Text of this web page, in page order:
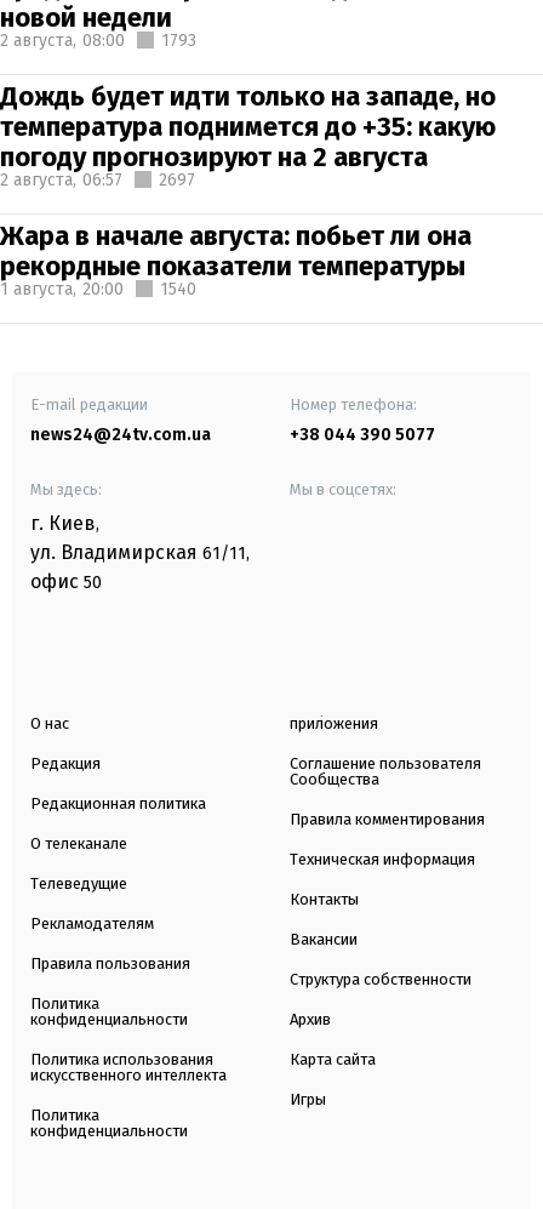
новой недели
2 августа, 08:00 1793
Дождь будет идти только на западе, но
температура поднимется до +35: какую
погоду прогнозируют на 2 августа
2 августа, 06:57 2697
Жара в начале августа: побьет ли она
рекордные показатели температуры
1 августа, 20:00 1540
E-mail редакции
news24@24tv.com.ua
Номер телефона:
+38 044 390 5077
Мы здесь:
г. Киев,
ул. Владимирская 61/11,
офис 50
Мы в соцсетях:
О нас
Редакция
Редакционная политика
О телеканале
Телеведущие
Рекламодателям
Правила пользования
Политика
конфиденциальности
Политика использования
искусственного интеллекта
Политика
конфиденциальности
приложения
Соглашение пользователя
Сообщества
Правила комментирования
Техническая информация
Контакты
Вакансии
Структура собственности
Архив
Карта сайта
Игры